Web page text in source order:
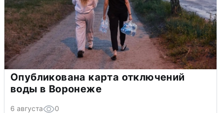
Опубликована карта отключений
воды в Воронеже
6 августа 0